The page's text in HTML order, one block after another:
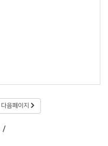
다음페이지
/